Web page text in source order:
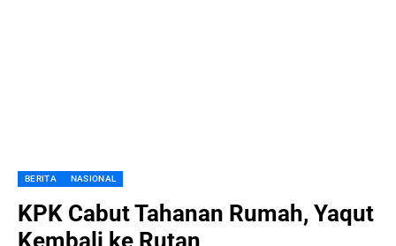
BERITA NASIONAL
KPK Cabut Tahanan Rumah, Yaqut
Kembali ke Rutan